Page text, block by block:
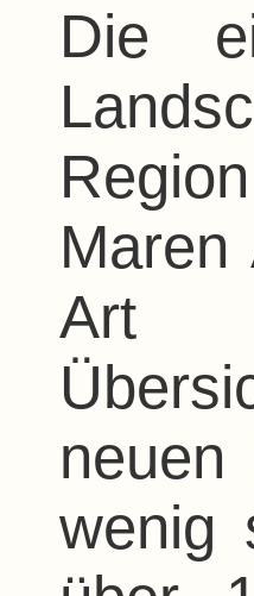
Die
Art
wenig